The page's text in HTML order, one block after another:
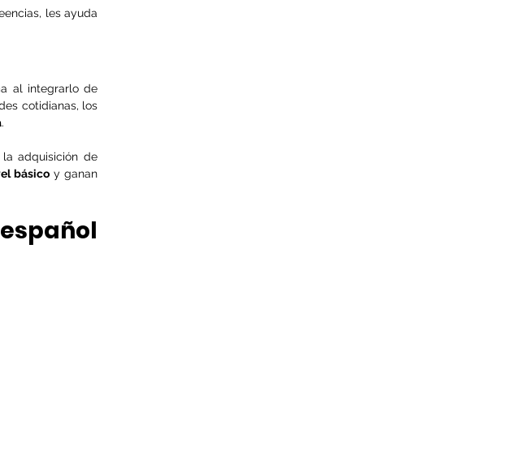
les ayuda
al integrarlo de
cotidianas, los
.
adquisición de
básico y ganan